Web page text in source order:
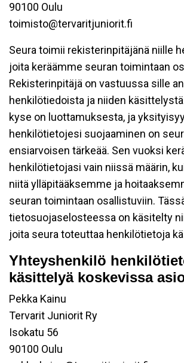
90100 Oulu
toimisto@tervaritjuniorit.fi
Seura toimii rekisterinpitäjänä niille
joita keräämme seuran toimintaan
Rekisterinpitäjä on vastuussa sille
henkilötiedoista ja niiden
kyse on luottamuksesta, ja
henkilötietojesi suojaaminen on
ensiarvoisen tärkeää. Sen vuoksi
henkilötietojasi vain niissä määrin,
niitä ylläpitääksemme ja
seuran toimintaan osallistuviin.
tietosuojaselosteessa on käsitelty
joita seura toteuttaa henkilötietoja
Yhteyshenkilö
käsittelyä koskevissa
Pekka Kainu
Tervarit Juniorit Ry
Isokatu 56
90100 Oulu